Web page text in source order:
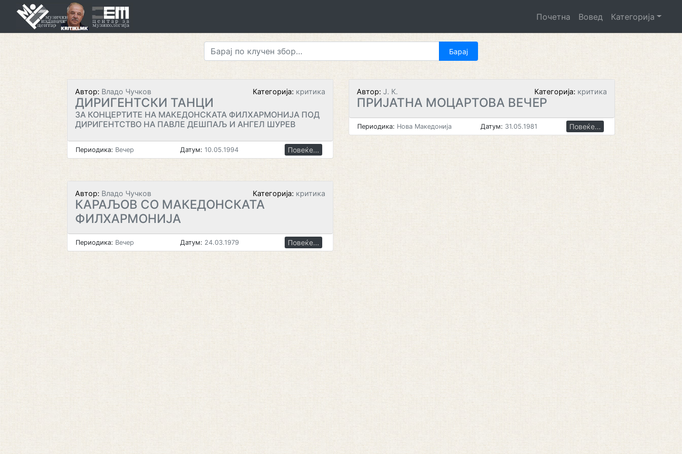
Почетна Вовед Категорија
Автор: Владо Чучков Категорија: критика
ДИРИГЕНТСКИ ТАНЦИ
ЗА КОНЦЕРТИТЕ НА МАКЕДОНСКАТА ФИЛХАРМОНИЈА ПОД
ДИРИГЕНТСТВО НА ПАВЛЕ ДЕШПАЉ И АНГЕЛ ШУРЕВ
Периодика: Вечер Датум: 10.05.1994 Повеќе...
Автор: Ј. К. Категорија: критика
ПРИЈАТНА МОЦАРТОВА ВЕЧЕР
Периодика: Нова Македонија Датум: 31.05.1981 Повеќе...
Автор: Владо Чучков Категорија: критика
КАРАЉОВ СО МАКЕДОНСКАТА
ФИЛХАРМОНИЈА
Периодика: Вечер Датум: 24.03.1979 Повеќе...